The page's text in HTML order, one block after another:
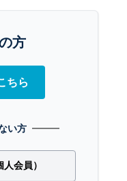
方
ちら
い方
会員）